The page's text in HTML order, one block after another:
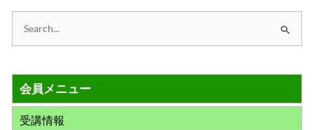
索
象
:
会員メニュー
受講情報